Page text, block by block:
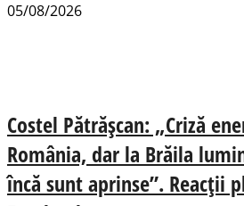
05/08/2026
Costel Pătrășcan: „Criză
România, dar la Brăila
încă sunt aprinse”. Reacții